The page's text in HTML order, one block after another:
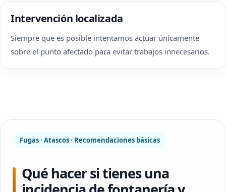
Intervención localizada
Siempre que es posible intentamos actuar únicamente
sobre el punto afectado para evitar trabajos innecesarios.
Fugas · Atascos · Recomendaciones básicas
Qué hacer si tienes una